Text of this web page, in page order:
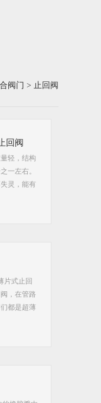
阀门 > 止回阀
回阀
轻，结构
一左右。
灵，能有
破坏性水
耐磨损，
片式止回
，在管路
都是超薄
圆片式止
重量轻，